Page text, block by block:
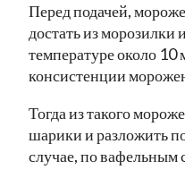
Перед подачей,
достать из морозилки
температуре около 10
консистенции
Тогда из такого
шарики и разложить
случае, по вафельным